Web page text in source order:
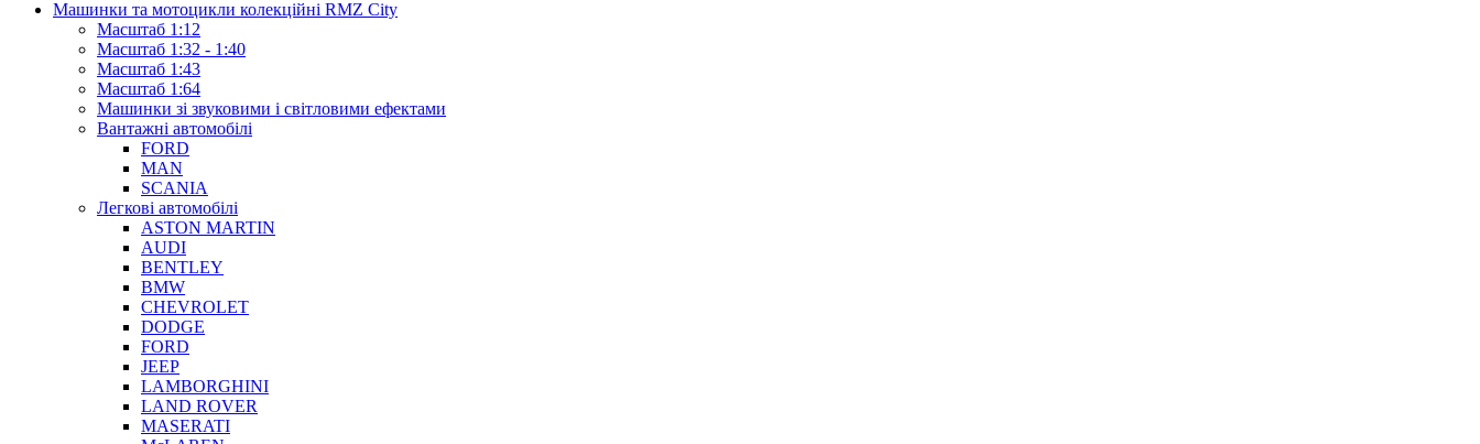
Машинки та мотоцикли колекційні RMZ City
Масштаб 1:12
Масштаб 1:32 - 1:40
Масштаб 1:43
Масштаб 1:64
Машинки зі звуковими і світловими ефектами
Вантажні автомобілі
FORD
MAN
SCANIA
Легкові автомобілі
ASTON MARTIN
AUDI
BENTLEY
BMW
CHEVROLET
DODGE
FORD
JEEP
LAMBORGHINI
LAND ROVER
MASERATI